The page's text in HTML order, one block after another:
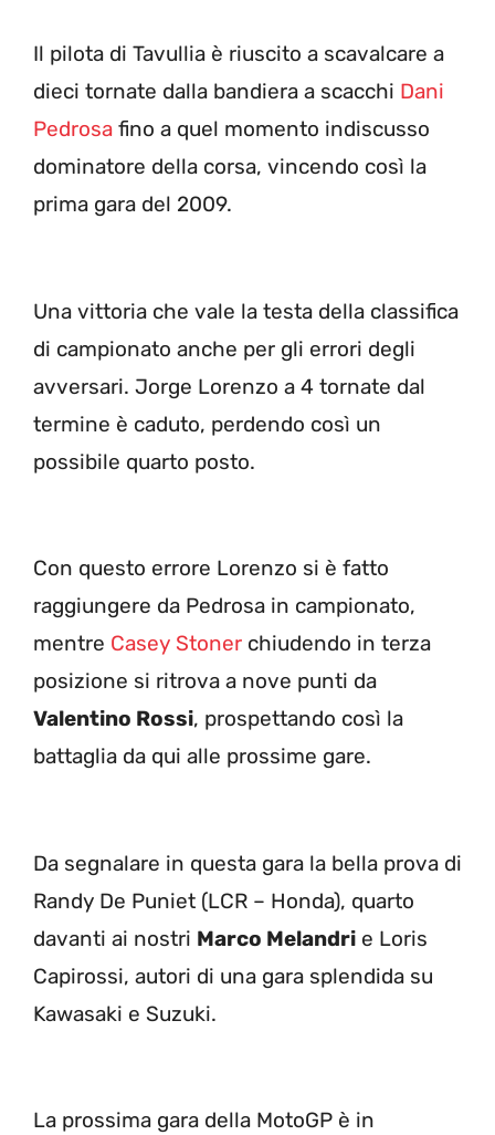
Il pilota di Tavullia è riuscito a scavalcare a
dieci tornate dalla bandiera a scacchi Dani
Pedrosa fino a quel momento indiscusso
dominatore della corsa, vincendo così la
prima gara del 2009.
Una vittoria che vale la testa della classifica
di campionato anche per gli errori degli
avversari. Jorge Lorenzo a 4 tornate dal
termine è caduto, perdendo così un
possibile quarto posto.
Con questo errore Lorenzo si è fatto
raggiungere da Pedrosa in campionato,
mentre Casey Stoner chiudendo in terza
posizione si ritrova a nove punti da
Valentino Rossi, prospettando così la
battaglia da qui alle prossime gare.
Da segnalare in questa gara la bella prova di
Randy De Puniet (LCR – Honda), quarto
davanti ai nostri Marco Melandri e Loris
Capirossi, autori di una gara splendida su
Kawasaki e Suzuki.
La prossima gara della MotoGP è in